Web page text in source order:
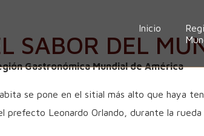
Inicio
SABOR DEL
Gastronómica Mundial de América
se pone en el sitial más alto que haya
prefecto Leonardo Orlando, durante la